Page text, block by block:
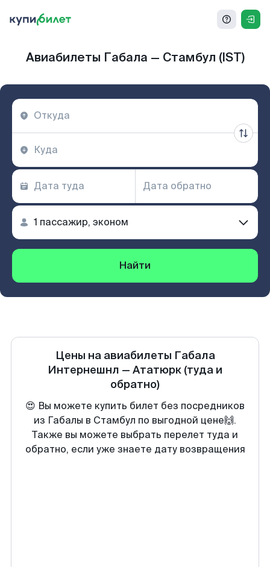
Авиабилеты Габала — Стамбул (IST)
Найти
Цены на авиабилеты Габала
Интернешнл — Ататюрк (туда и
обратно)
😍 Вы можете купить билет без посредников
из Габалы в Стамбул по выгодной цене🙌.
Также вы можете выбрать перелет туда и
обратно, если уже знаете дату возвращения